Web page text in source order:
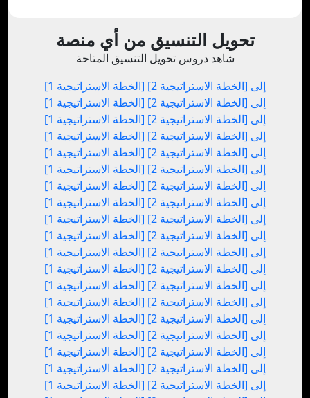
تحويل التنسيق من أي منصة
شاهد دروس تحويل التنسيق المتاحة
[الخطة الاستراتيجية 1] إلى [الخطة الاستراتيجية 2]
[الخطة الاستراتيجية 1] إلى [الخطة الاستراتيجية 2]
[الخطة الاستراتيجية 1] إلى [الخطة الاستراتيجية 2]
[الخطة الاستراتيجية 1] إلى [الخطة الاستراتيجية 2]
[الخطة الاستراتيجية 1] إلى [الخطة الاستراتيجية 2]
[الخطة الاستراتيجية 1] إلى [الخطة الاستراتيجية 2]
[الخطة الاستراتيجية 1] إلى [الخطة الاستراتيجية 2]
[الخطة الاستراتيجية 1] إلى [الخطة الاستراتيجية 2]
[الخطة الاستراتيجية 1] إلى [الخطة الاستراتيجية 2]
[الخطة الاستراتيجية 1] إلى [الخطة الاستراتيجية 2]
[الخطة الاستراتيجية 1] إلى [الخطة الاستراتيجية 2]
[الخطة الاستراتيجية 1] إلى [الخطة الاستراتيجية 2]
[الخطة الاستراتيجية 1] إلى [الخطة الاستراتيجية 2]
[الخطة الاستراتيجية 1] إلى [الخطة الاستراتيجية 2]
[الخطة الاستراتيجية 1] إلى [الخطة الاستراتيجية 2]
[الخطة الاستراتيجية 1] إلى [الخطة الاستراتيجية 2]
[الخطة الاستراتيجية 1] إلى [الخطة الاستراتيجية 2]
[الخطة الاستراتيجية 1] إلى [الخطة الاستراتيجية 2]
[الخطة الاستراتيجية 1] إلى [الخطة الاستراتيجية 2]